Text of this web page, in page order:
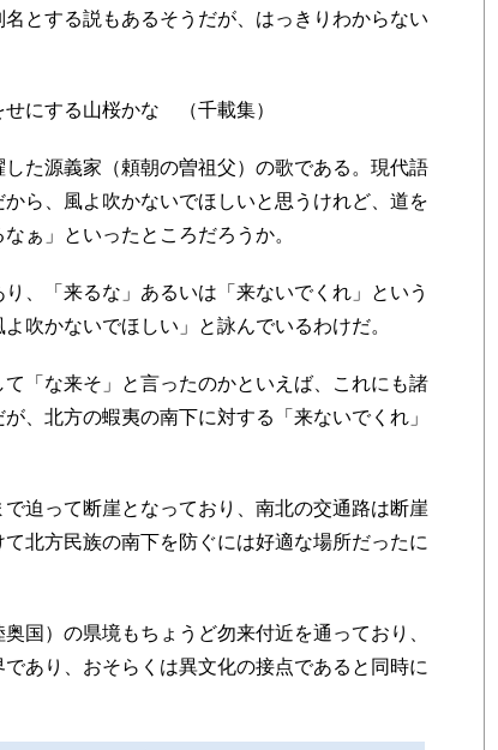
とする説もあるそうだが、はっきりわからない
にする山桜かな （千載集）
た源義家（頼朝の曽祖父）の歌である。現代語
ら、風よ吹かないでほしいと思うけれど、道を
ぁ」といったところだろうか。
、「来るな」あるいは「来ないでくれ」という
吹かないでほしい」と詠んでいるわけだ。
「な来そ」と言ったのかといえば、これにも諸
、北方の蝦夷の南下に対する「来ないでくれ」
迫って断崖となっており、南北の交通路は断崖
北方民族の南下を防ぐには好適な場所だったに
国）の県境もちょうど勿来付近を通っており、
あり、おそらくは異文化の接点であると同時に